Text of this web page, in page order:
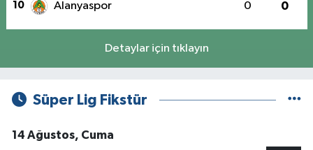
10 Alanyaspor 0 0
Detaylar için tıklayın
Süper Lig Fikstür
14 Ağustos, Cuma